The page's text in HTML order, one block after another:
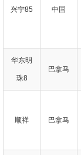
兴宁85 中国
华东明
珠8
巴拿马
顺祥 巴拿马